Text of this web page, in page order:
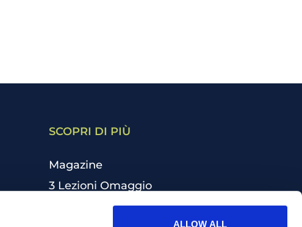
ALLOW ALL
SCOPRI DI PIÙ
Magazine
3 Lezioni Omaggio